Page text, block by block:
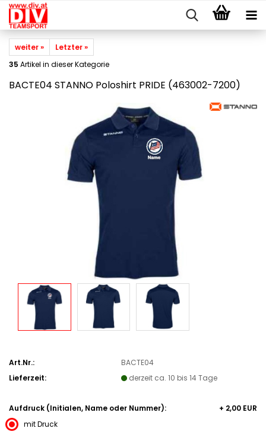
weiter »
Letzter »
35 Artikel in dieser Kategorie
BACTE04 STANNO Poloshirt PRIDE (463002-7200)
Art.Nr.:
BACTE04
Lieferzeit:
derzeit ca. 10 bis 14 Tage
Aufdruck (Initialen, Name oder Nummer):
+ 2,00 EUR
mit Druck